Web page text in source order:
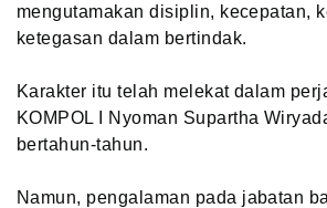
mengutamakan disiplin, kecepatan,
ketegasan dalam bertindak.
Karakter itu telah melekat dalam
KOMPOL I Nyoman Supartha
bertahun-tahun.
Namun, pengalaman pada jabatan